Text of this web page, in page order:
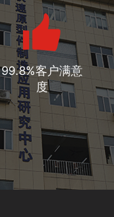
99.8%客户满意
度